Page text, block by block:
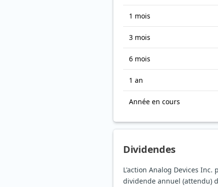
1 mois
3 mois
6 mois
1 an
Année en cours
Dividendes
L'action Analog Devices
dividende annuel (attendu)